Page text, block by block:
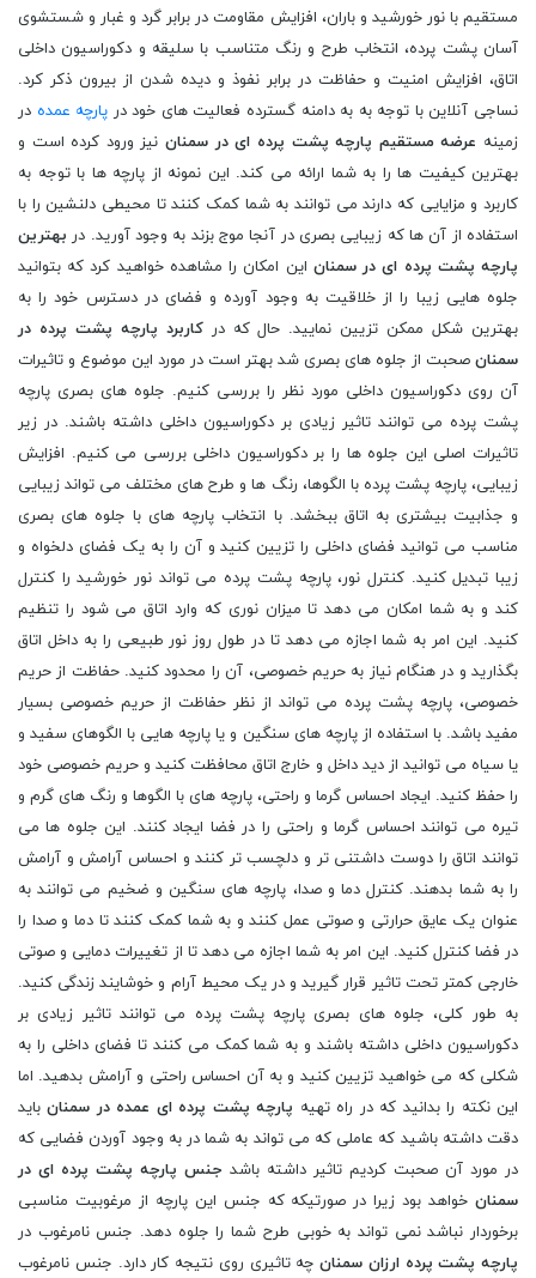
مستقیم با نور خورشید و باران، افزایش مقاومت در برابر گرد و غبار و شستشوی
آسان پشت پرده، انتخاب طرح و رنگ متناسب با سلیقه و دکوراسیون داخلی
اتاق، افزایش امنیت و حفاظت در برابر نفوذ و دیده شدن از بیرون ذکر کرد.
نساجی آنلاین با توجه به به دامنه گسترده فعالیت های خود در پارچه عمده در
زمینه عرضه مستقیم پارچه پشت پرده ای در سمناننیز ورود کرده است و
بهترین کیفیت ها را به شما ارائه می کند. این نمونه از پارچه ها با توجه به
کاربرد و مزایایی که دارند می توانند به شما کمک کنند تا محیطی دلنشین را با
استفاده از آن ها که زیبایی بصری در آنجا موج بزند به وجود آورید. در بهترین
پارچه پشت پرده ای در سمنان این امکان را مشاهده خواهید کرد که بتوانید
جلوه هایی زیبا را از خلاقیت به وجود آورده و فضای در دسترس خود را به
بهترین شکل ممکن تزیین نمایید. حال که درکاربرد پارچه پشت پرده در
سمنان صحبت از جلوه های بصری شد بهتر است در مورد این موضوع و تاثیرات
آن روی دکوراسیون داخلی مورد نظر را بررسی کنیم. جلوه های بصری پارچه
پشت پرده می توانند تاثیر زیادی بر دکوراسیون داخلی داشته باشند. در زیر
تاثیرات اصلی این جلوه ها را بر دکوراسیون داخلی بررسی می کنیم. افزایش
زیبایی، پارچه پشت پرده با الگوها، رنگ ها و طرح های مختلف می تواند زیبایی
و جذابیت بیشتری به اتاق ببخشد. با انتخاب پارچه های با جلوه های بصری
مناسب می توانید فضای داخلی را تزیین کنید و آن را به یک فضای دلخواه و
زیبا تبدیل کنید. کنترل نور، پارچه پشت پرده می تواند نور خورشید را کنترل
کند و به شما امکان می دهد تا میزان نوری که وارد اتاق می شود را تنظیم
کنید. این امر به شما اجازه می دهد تا در طول روز نور طبیعی را به داخل اتاق
بگذارید و در هنگام نیاز به حریم خصوصی، آن را محدود کنید. حفاظت از حریم
خصوصی، پارچه پشت پرده می تواند از نظر حفاظت از حریم خصوصی بسیار
مفید باشد. با استفاده از پارچه های سنگین و یا پارچه هایی با الگوهای سفید و
یا سیاه می توانید از دید داخل و خارج اتاق محافظت کنید و حریم خصوصی خود
را حفظ کنید. ایجاد احساس گرما و راحتی، پارچه های با الگوها و رنگ های گرم و
تیره می توانند احساس گرما و راحتی را در فضا ایجاد کنند. این جلوه ها می
توانند اتاق را دوست داشتنی تر و دلچسب تر کنند و احساس آرامش و آرامش
را به شما بدهند. کنترل دما و صدا، پارچه های سنگین و ضخیم می توانند به
عنوان یک عایق حرارتی و صوتی عمل کنند و به شما کمک کنند تا دما و صدا را
در فضا کنترل کنید. این امر به شما اجازه می دهد تا از تغییرات دمایی و صوتی
خارجی کمتر تحت تاثیر قرار گیرید و در یک محیط آرام و خوشایند زندگی کنید.
به طور کلی، جلوه های بصری پارچه پشت پرده می توانند تاثیر زیادی بر
دکوراسیون داخلی داشته باشند و به شما کمک می کنند تا فضای داخلی را به
شکلی که می خواهید تزیین کنید و به آن احساس راحتی و آرامش بدهید. اما
این نکته را بدانید که در راه تهیه پارچه پشت پرده ای عمده در سمنان باید
دقت داشته باشید که عاملی که می تواند به شما در به وجود آوردن فضایی که
در مورد آن صحبت کردیم تاثیر داشته باشد جنس پارچه پشت پرده ای در
سمنان خواهد بود زیرا در صورتیکه که جنس این پارچه از مرغوبیت مناسبی
برخوردار نباشد نمی تواند به خوبی طرح شما را جلوه دهد. جنس نامرغوب در
پارچه پشت پرده ارزان سمنان چه تاثیری روی نتیجه کار دارد. جنس نامرغوب